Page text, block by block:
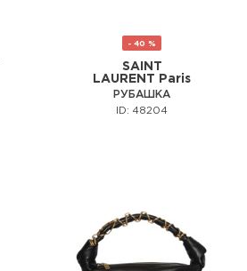
- 40 %
SAINT
LAURENT Paris
РУБАШКА
ID: 48204